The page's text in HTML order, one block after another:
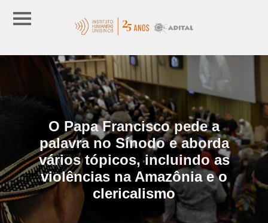
O Papa Francisco pede a
palavra no Sínodo e aborda
vários tópicos, incluindo as
violências na Amazônia e o
clericalismo